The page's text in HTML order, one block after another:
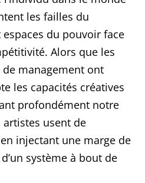
les failles du
du pouvoir face
Alors que les
management ont
les capacités créatives
profondément notre
usent de
injectant une marge de
système à bout de